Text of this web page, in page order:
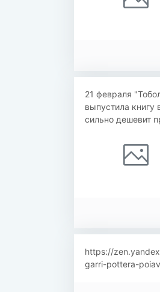
21 февраля
выпустила книгу
сильно дешевит
https://
garri-pottera-